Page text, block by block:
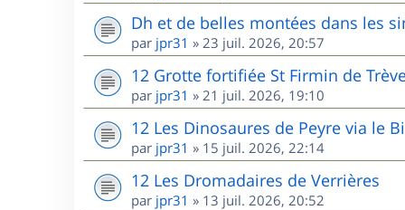
Dh et de belles montées dans les
par jpr31 » 23 juil. 2026, 20:57
12 Grotte fortifiée St Firmin de
par jpr31 » 21 juil. 2026, 19:10
12 Les Dinosaures de Peyre via le
par jpr31 » 15 juil. 2026, 22:14
12 Les Dromadaires de Verrières
par jpr31 » 13 juil. 2026, 20:52